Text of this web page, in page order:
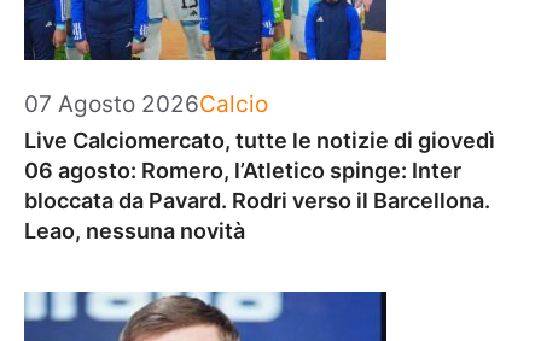
07 Agosto 2026Categorie
Calcio
Live Calciomercato, tutte le notizie di giovedì
06 agosto: Romero, l’Atletico spinge: Inter
bloccata da Pavard. Rodri verso il Barcellona.
Leao, nessuna novità